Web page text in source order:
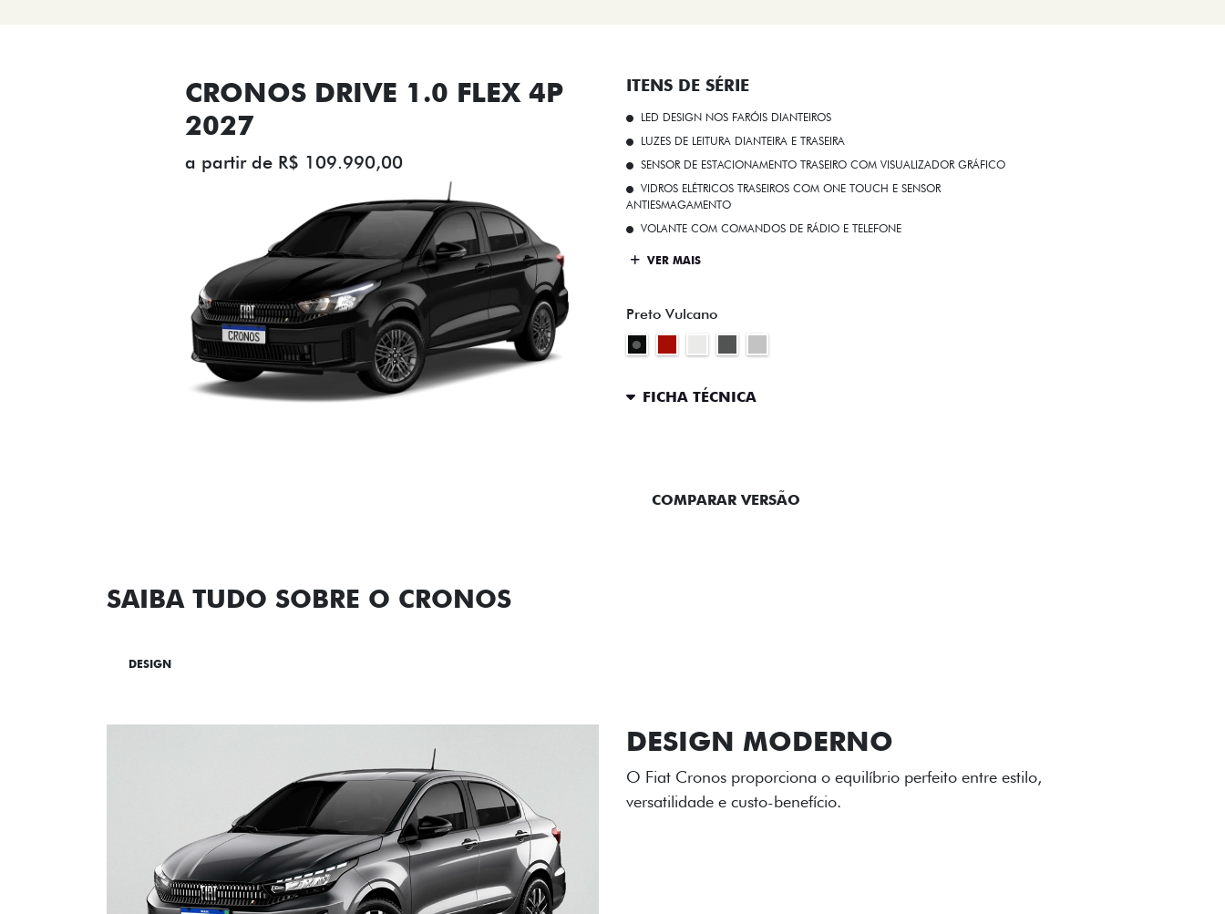
CRONOS DRIVE 1.0 FLEX 4P
2027
a partir de R$ 109.990,00
ITENS DE SÉRIE
LED DESIGN NOS FARÓIS DIANTEIROS
LUZES DE LEITURA DIANTEIRA E TRASEIRA
SENSOR DE ESTACIONAMENTO TRASEIRO COM VISUALIZADOR GRÁFICO
VIDROS ELÉTRICOS TRASEIROS COM ONE TOUCH E SENSOR
ANTIESMAGAMENTO
VOLANTE COM COMANDOS DE RÁDIO E TELEFONE
VER MAIS
Preto Vulcano
FICHA TÉCNICA
COMPARAR VERSÃO
SAIBA TUDO SOBRE O CRONOS
DESIGN
RODAS DE LIGA-LEVE
As rodas de liga leve com desenho dinâmico e acabamento
diamantado elevam o estilo do Fiat Cronos, trazendo mais